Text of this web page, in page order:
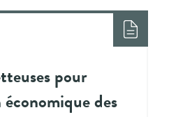
pour
des